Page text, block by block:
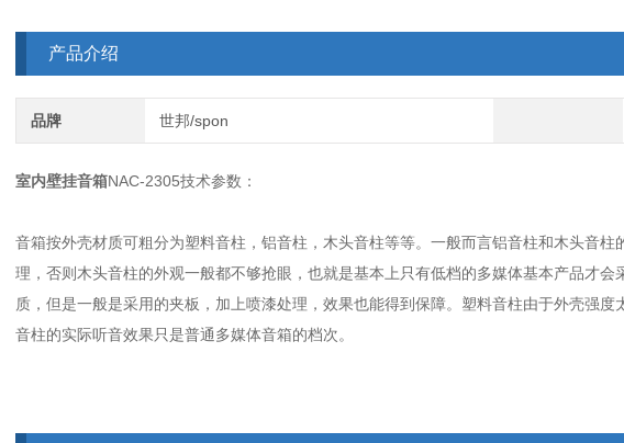
产品介绍
品牌 世邦/spon
室内壁挂音箱NAC-2305技术参数：
音箱按外壳材质可粗分为塑料音柱，铝音柱，木头音柱等等。一般而言铝音柱和木头音
理，否则木头音柱的外观一般都不够抢眼，也就是基本上只有低档的多媒体基本产品才
质，但是一般是采用的夹板，加上喷漆处理，效果也能得到保障。塑料音柱由于外壳强
音柱的实际听音效果只是普通多媒体音箱的档次。